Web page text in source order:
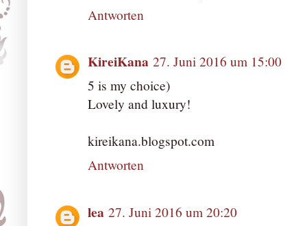
Antworten
KireiKana 27. Juni 2016 um 15:00
5 is my choice)
Lovely and luxury!
kireikana.blogspot.com
Antworten
lea 27. Juni 2016 um 20:20